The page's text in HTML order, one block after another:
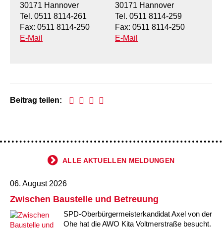
30171 Hannover
Tel. 0511 8114-261
Fax: 0511 8114-250
E-Mail
30171 Hannover
Tel. 0511 8114-259
Fax: 0511 8114-250
E-Mail
Beitrag teilen:
ALLE AKTUELLEN MELDUNGEN
06. August 2026
Zwischen Baustelle und Betreuung
SPD-Oberbürgermeisterkandidat Axel von der
Ohe hat die AWO Kita Voltmerstraße besucht.